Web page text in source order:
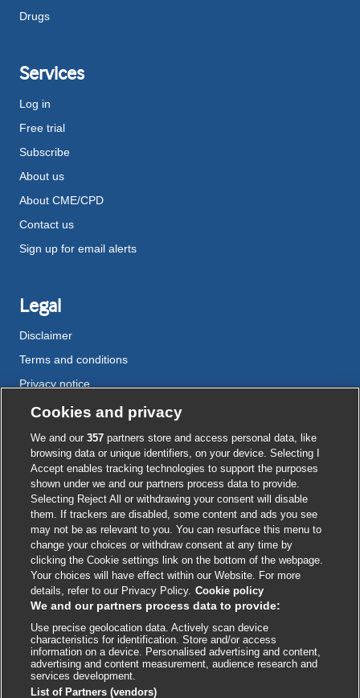
Drugs
Services
Log in
Free trial
Subscribe
About us
About CME/CPD
Contact us
Sign up for email alerts
Legal
Disclaimer
Terms and conditions
Privacy notice
Cookie policy
Accessibility
External
link
opens
in
a
new
window
External
link
opens
in
a
new
window
External
link
opens
in
a
new
window
External
link
opens
in
a
new
window
External
link
opens
in
a
new
window
© BMJ Publishing Group 2026
ISSN 2515-9615
Cookies and privacy
We and our357 partners store and access personal data, like
browsing data or unique identifiers, on your device. Selecting I
Accept enables tracking technologies to support the purposes
shown under we and our partners process data to provide.
Selecting Reject All or withdrawing your consent will disable
them. If trackers are disabled, some content and ads you see
may not be as relevant to you. You can resurface this menu to
change your choices or withdraw consent at any time by
clicking the Cookie settings link on the bottom of the webpage.
Your choices will have effect within our Website. For more
details, refer to our Privacy Policy. Cookie policy
We and our partners process data to provide:
Use precise geolocation data. Actively scan device
characteristics for identification. Store and/or access
information on a device. Personalised advertising and content,
advertising and content measurement, audience research and
services development.
List of Partners (vendors)